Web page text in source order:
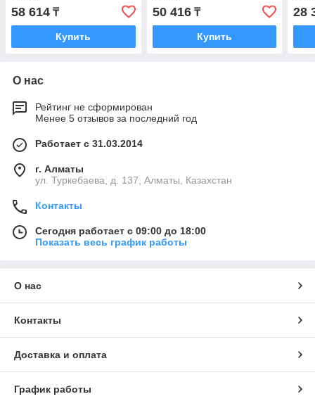
58 614 ₸
Купить
50 416₸
Купить
28
О нас
Рейтинг не сформирован
Менее 5 отзывов за последний год
Работает с 31.03.2014
г. Алматы
ул. Туркебаева, д. 137, Алматы, Казахстан
Контакты
Сегодня работает с 09:00 до 18:00
Показать весь график работы
О нас
Контакты
Доставка и оплата
График работы